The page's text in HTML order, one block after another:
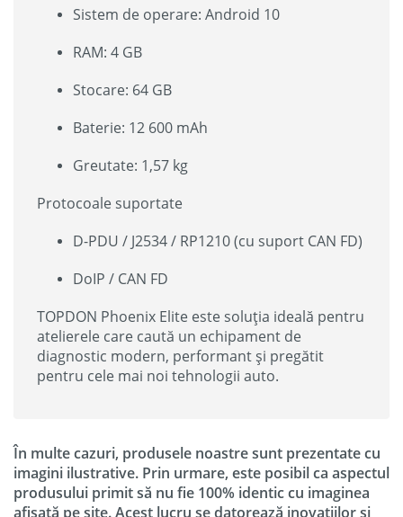
Sistem de operare: Android 10
RAM: 4 GB
Stocare: 64 GB
Baterie: 12 600 mAh
Greutate: 1,57 kg
Protocoale suportate
D-PDU / J2534 / RP1210 (cu suport CAN FD)
DoIP / CAN FD
TOPDON Phoenix Elite este soluția ideală pentru
atelierele care caută un echipament de
diagnostic modern, performant și pregătit
pentru cele mai noi tehnologii auto.
În multe cazuri, produsele noastre sunt prezentate cu
imagini ilustrative. Prin urmare, este posibil ca aspectul
produsului primit să nu fie 100% identic cu imaginea
afișată pe site. Acest lucru se datorează inovațiilor și